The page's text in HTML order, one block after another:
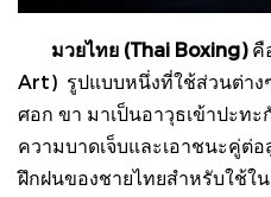
มวยไทย (Thai Boxing)คื
Art) รูปแบบหนึ่งที่ใช้ส่วนต่าง
ศอก ขา มาเป็นอาวุธเข้าปะทะ
ความบาดเจ็บและเอาชนะคู่ต่
ฝึกฝนของชายไทยสำหรับใช้ใ